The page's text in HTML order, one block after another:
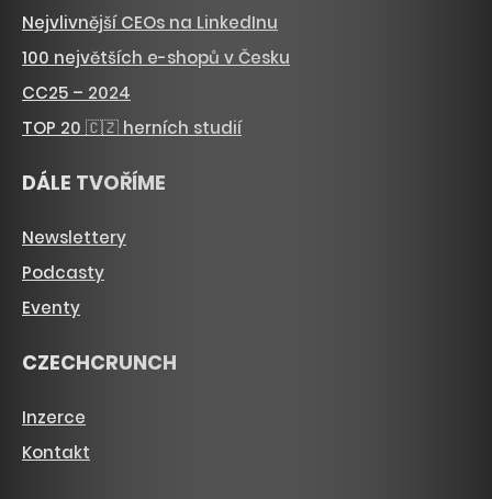
Nejvlivnější CEOs na LinkedInu
100 největších e-shopů v Česku
CC25 – 2024
TOP 20 🇨🇿 herních studií
DÁLE TVOŘÍME
Newslettery
Podcasty
Eventy
CZECHCRUNCH
Inzerce
Kontakt